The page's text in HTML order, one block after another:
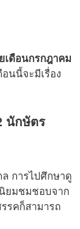
เดือนกรกฎาคม
นนี้จะมีเรื่อง
นักษัตร
การไปศึกษาดู
ยมชมชอบจาก
รคก็สามารถ